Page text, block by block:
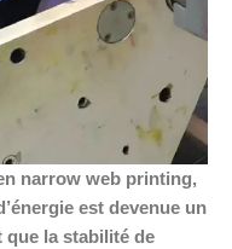
narrow web printing,
est devenue un
la stabilité de